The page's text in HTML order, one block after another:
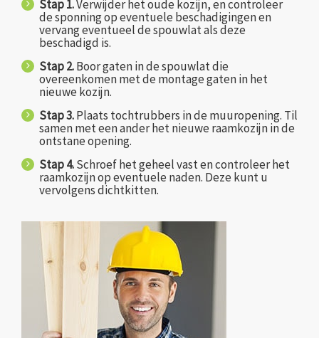
Stap 1.Verwijder het oude kozijn, en controleer
de sponning op eventuele beschadigingen en
vervang eventueel de spouwlat als deze
beschadigd is.
Stap 2.Boor gaten in de spouwlat die
overeenkomen met de montage gaten in het
nieuwe kozijn.
Stap 3.Plaats tochtrubbers in de muuropening. Til
samen met een ander het nieuwe raamkozijn in de
ontstane opening.
Stap 4.Schroef het geheel vast en controleer het
raamkozijn op eventuele naden. Deze kunt u
vervolgens dichtkitten.